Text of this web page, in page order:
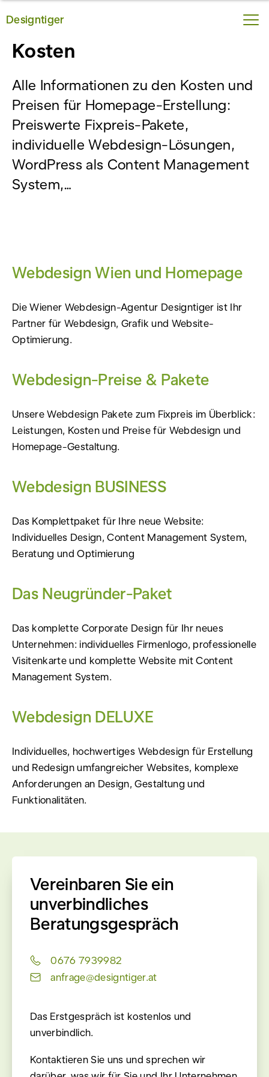
Designtiger
Übersicht: Homepage
Kosten
Alle Informationen zu den Kosten und
Preisen für Homepage-Erstellung:
Preiswerte Fixpreis-Pakete,
individuelle Webdesign-Lösungen,
WordPress als Content Management
System,…
Webdesign Wien und Homepage
Die Wiener Webdesign-Agentur Designtiger ist Ihr
Partner für Webdesign, Grafik und Website-
Optimierung.
Webdesign-Preise & Pakete
Unsere Webdesign Pakete zum Fixpreis im Überblick:
Leistungen, Kosten und Preise für Webdesign und
Homepage-Gestaltung.
Webdesign BUSINESS
Das Komplettpaket für Ihre neue Website:
Individuelles Design, Content Management System,
Beratung und Optimierung
Das Neugründer-Paket
Das komplette Corporate Design für Ihr neues
Unternehmen: individuelles Firmenlogo, professionelle
Visitenkarte und komplette Website mit Content
Management System.
Webdesign DELUXE
Individuelles, hochwertiges Webdesign für Erstellung
und Redesign umfangreicher Websites, komplexe
Anforderungen an Design, Gestaltung und
Funktionalitäten.
Vereinbaren Sie ein
unverbindliches
Beratungsgespräch
0676 7939982
anfrage@designtiger.at
Das Erstgespräch ist kostenlos und
unverbindlich.
Kontaktieren Sie uns und sprechen wir